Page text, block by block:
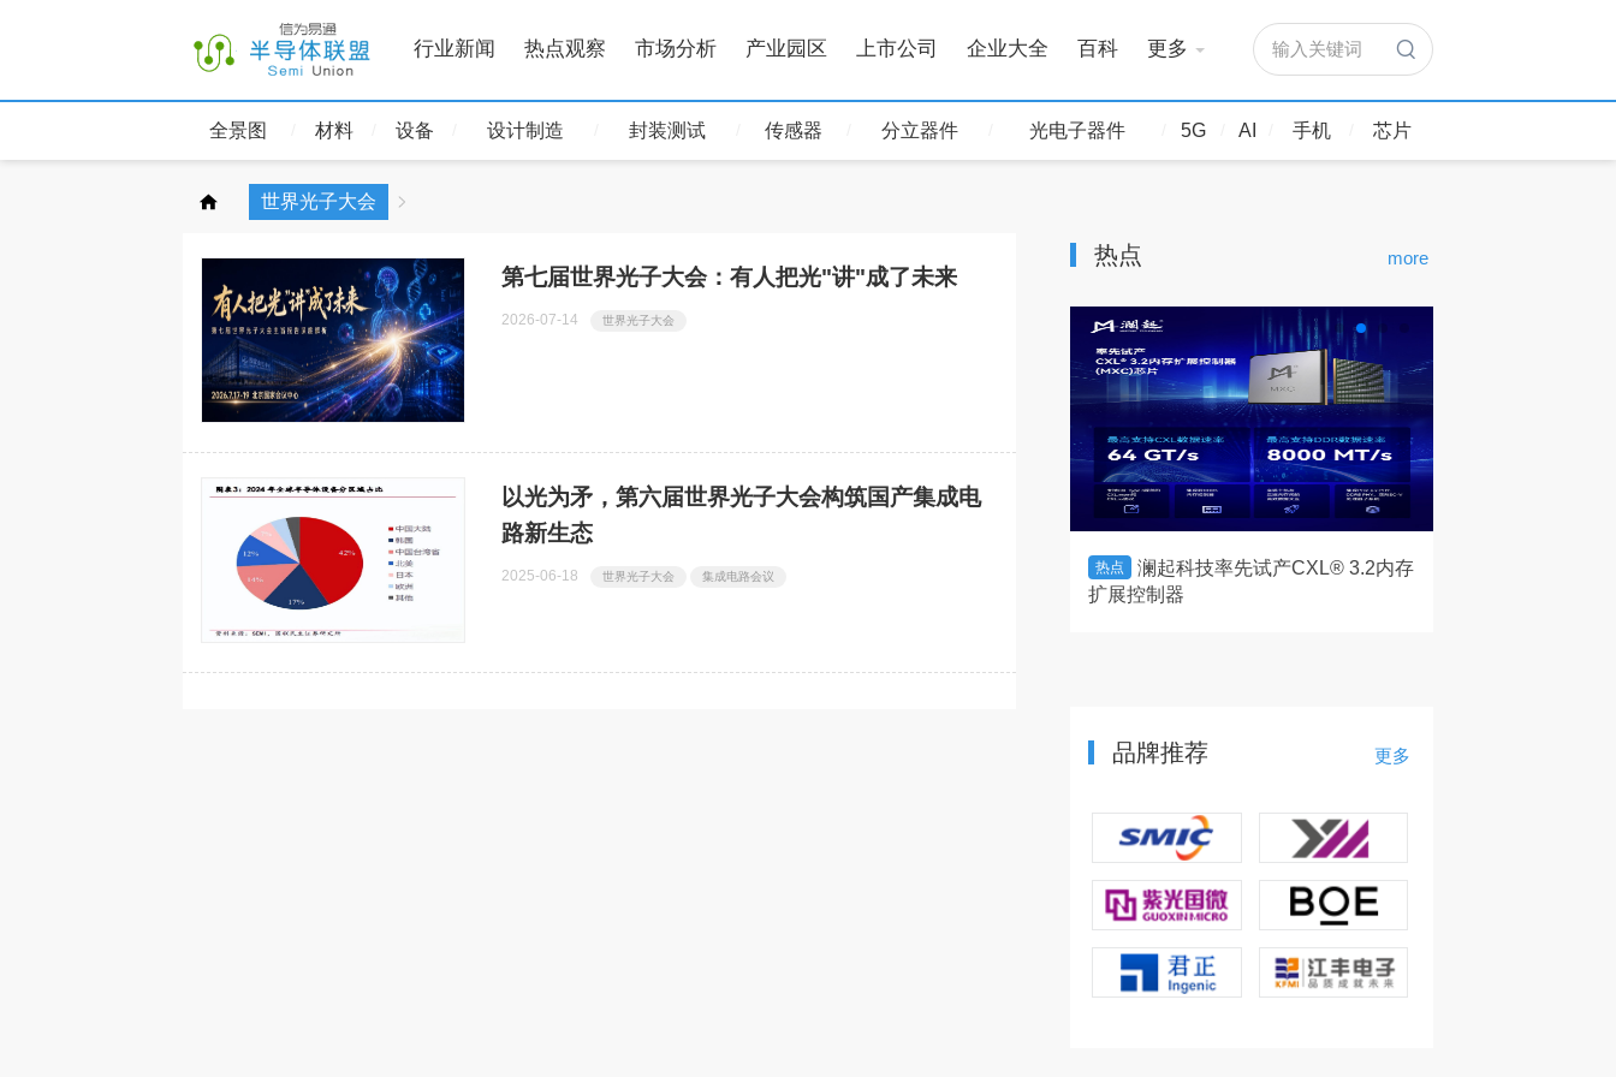
行业新闻 热点观察 市场分析 产业园区 上市公司 企业大全 百科 更多 输入关键词
全景图 材料 设备 设计制造 封装测试 传感器 分立器件 光电子器件 5G AI 手机 芯片
世界光子大会
第七届世界光子大会：有人把光"讲"成了未来
2026-07-14 世界光子大会
以光为矛，第六届世界光子大会构筑国产集成电
路新生态
2025-06-18 世界光子大会 集成电路会议
热点 more
热点
芯和半导体在DAC2026上发布
EDA2026版本
热点 热点
澜起科技率先试产CXL® 3.2内存
扩展控制器
品牌推荐 更多